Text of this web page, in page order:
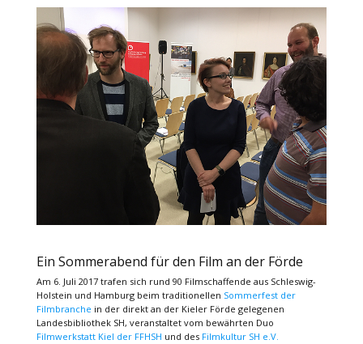
Ein Sommerabend für den Film an der Förde
Am 6. Juli 2017 trafen sich rund 90 Filmschaffende aus Schleswig-
Holstein und Hamburg beim traditionellen Sommerfest der
Filmbranche in der direkt an der Kieler Förde gelegenen
Landesbibliothek SH, veranstaltet vom bewährten Duo
Filmwerkstatt Kiel der FFHSH und des Filmkultur SH e.V.